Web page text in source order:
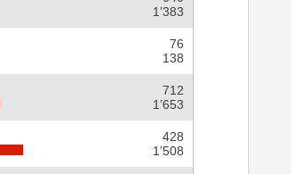
1’383
76
138
712
1’653
428
1’508